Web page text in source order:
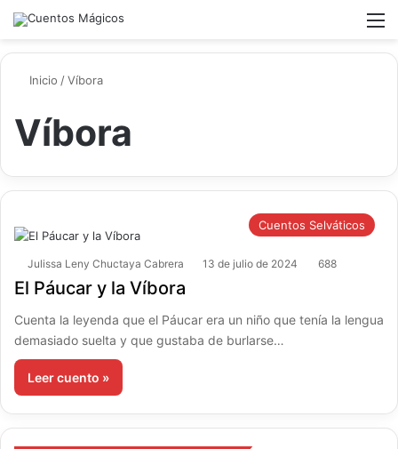
Switch skin
Inicio /Víbora
Víbora
Cuentos Selváticos
Julissa Leny Chuctaya Cabrera 13 de julio de 2024 688
El Páucar y la Víbora
Cuenta la leyenda que el Páucar era un niño que tenía la lengua
demasiado suelta y que gustaba de burlarse…
Leer cuento »